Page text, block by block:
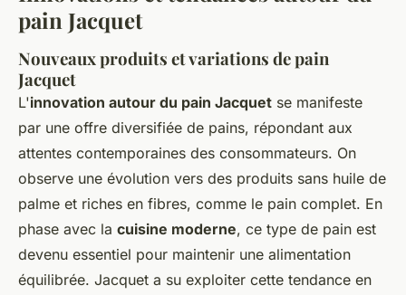
pain Jacquet
Nouveaux produits et variations de pain
Jacquet
L'innovation autour du pain Jacquet se manifeste
par une offre diversifiée de pains, répondant aux
attentes contemporaines des consommateurs. On
observe une évolution vers des produits sans huile de
palme et riches en fibres, comme le pain complet. En
phase avec la cuisine moderne, ce type de pain est
devenu essentiel pour maintenir une alimentation
équilibrée. Jacquet a su exploiter cette tendance en